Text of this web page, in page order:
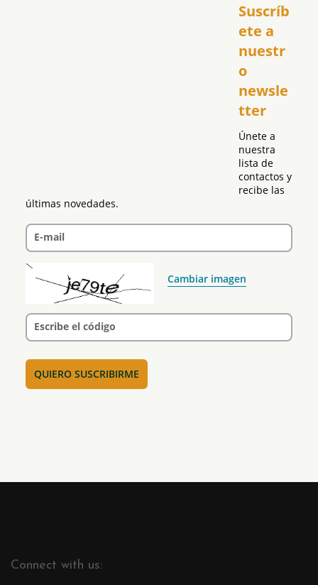
Suscríb
ete a
nuestr
o
newsle
tter
Únete a
nuestra
lista de
contactos y
recibe las
últimas novedades.
E-mail
Cambiar imagen
Escribe el código
Connect with us: